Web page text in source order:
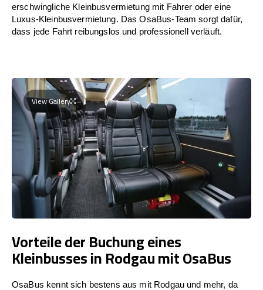
erschwingliche Kleinbusvermietung mit Fahrer oder eine
Luxus-Kleinbusvermietung. Das OsaBus-Team sorgt dafür,
dass jede Fahrt reibungslos und professionell verläuft.
View Gallery
Vorteile der Buchung eines
Kleinbusses in Rodgau mit OsaBus
OsaBus kennt sich bestens aus mit Rodgau und mehr, da